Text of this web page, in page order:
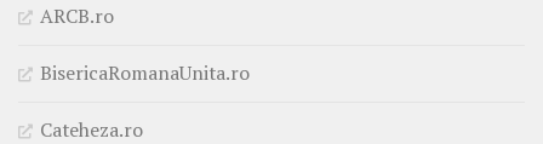
ARCB.ro
BisericaRomanaUnita.ro
Cateheza.ro